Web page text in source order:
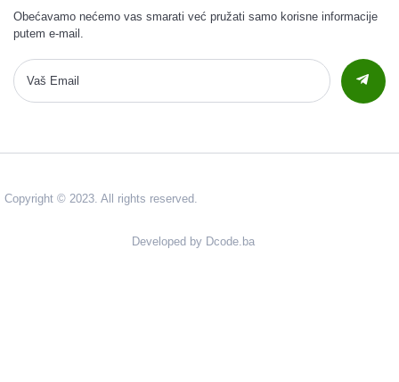
Obećavamo nećemo vas smarati već pružati samo korisne informacije
putem e-mail.
Copyright © 2023. All rights reserved.
Developed by Dcode.ba